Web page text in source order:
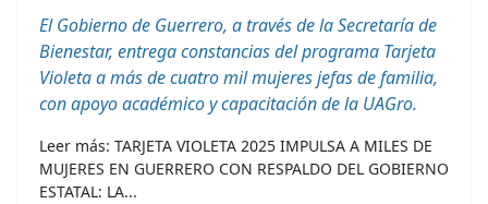
El Gobierno de Guerrero, a través de la Secretaría de
Bienestar, entrega constancias del programa Tarjeta
Violeta a más de cuatro mil mujeres jefas de familia,
con apoyo académico y capacitación de la UAGro.
Leer más: TARJETA VIOLETA 2025 IMPULSA A MILES DE
MUJERES EN GUERRERO CON RESPALDO DEL GOBIERNO
ESTATAL: LA...